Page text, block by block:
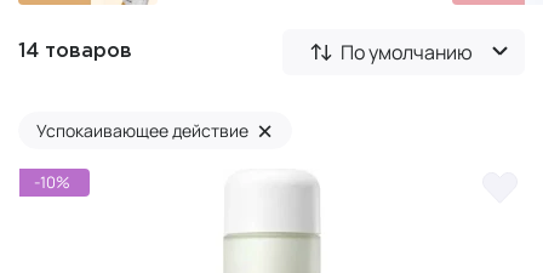
14 товаров По умолчанию
Успокаивающее действие ×
-10%